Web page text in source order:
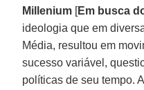
Millenium [Em busca
ideologia que em
Média, resultou em
sucesso variável,
políticas de seu tempo.